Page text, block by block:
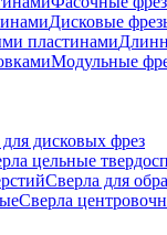
Дисковые
Модульные
дисковых фрез
цельные
Сверла для
Сверла